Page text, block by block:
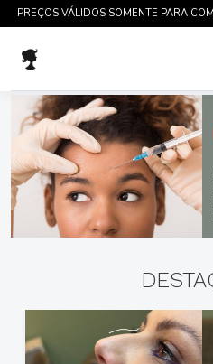
TRATAMENTOS COMPROVADOS